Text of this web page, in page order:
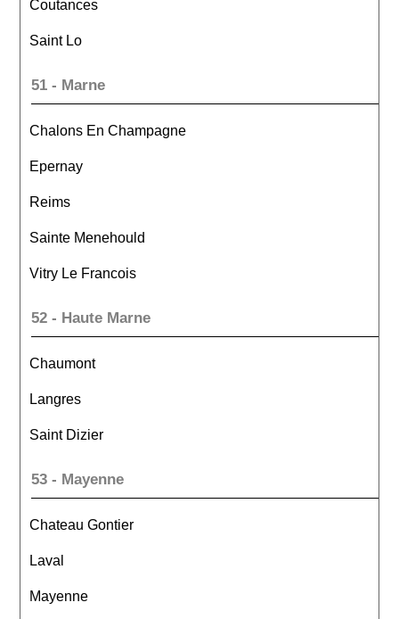
Coutances
Saint Lo
51 - Marne
Chalons En Champagne
Epernay
Reims
Sainte Menehould
Vitry Le Francois
52 - Haute Marne
Chaumont
Langres
Saint Dizier
53 - Mayenne
Chateau Gontier
Laval
Mayenne